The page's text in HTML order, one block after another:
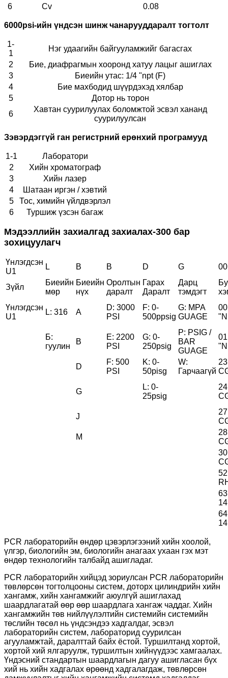
6
Cv 0.08
6000psi-ийн үндсэн шинж чанарууддаралт тогтолт
1-
1
Нэг удаагийн байгууламжийг багасгах
2
Бие, диафрагмын хооронд хатуу лацыг ашиглах
3
Биеийн утас: 1/4 "npt (F)
4
Бие махбодид шүүрдэхэд хялбар
5
Дотор нь торон
6
Хавтан суурилуулах боломжтой эсвэл хананд
суурилуулсан
Зэвэрдэггүй ган регистрний ерөнхий програмууд
1-1
Лаборатори
2
Хийн хроматограф
3
Хийн лазер
4
Шатаан иргэн / хэвтий
5
Тос, химийн үйлдвэрлэл
6
Туршиж үзсэн багаж
Мэдээллийн захиалгад захиалах-300 бар
зохицуулагч
Үнлэгдсэн
U1
L B B D G 00
Зүйл
Биеийн
мөр
Биеийн
нүх
Оролтын
даралт
Гарах
Даралт
Дарц
тэмдэгт
Үнлэгдсэн
U1
L: 316 A
D: 3000
PSI
F: 0-
500ppsig
G: MPA
GUAGE
Б:
гуулин
B
E: 2200
PSI
G: 0-
250psig
P: PSIG /
BAR
GUAGE
D
F: 500
PSI
K: 0-
50pisg
W:
Гарчаагүй
G
L: 0-
25psig
J
M
PCR лабораторийн өндөр цэвэрлэгээний хийн хоолой,
үлгэр, биологийн эм, биологийн анагаах ухаан гэх мэт
өндөр технологийн талбайд ашигладаг.
PCR лабораторийн хийцэд зориулсан PCR лабораторийн
төвлөрсөн тогтолцооны систем, доторх цилиндрийн хийн
хангамж, хийн хангамжийг аюулгүй ашиглахад
шаардлагатай өөр өөр шаардлага хангаж чаддаг. Хийн
хангамжийн төв нийлүүлэлтийн системийн системийн
төслийн төсөл нь үндсэндээ хадгалдаг, эсвэл
лабораторийн систем, лабораторид суурилсан
агууламжтай, даралттай байх ёстой. Туршилтанд хортой,
хортой хий ялгаруулж, туршилтын хийнүүдээс хамгаалах.
Үндэсний стандартын шаардлагын дагуу ашигласан бүх
хий нь хийн хадгалах өрөөнд хадгалагдаж, төвлөрсөн